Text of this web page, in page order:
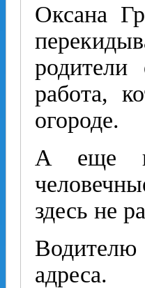
Оксана
работа,
огороде.
А еще
здесь не
адреса.